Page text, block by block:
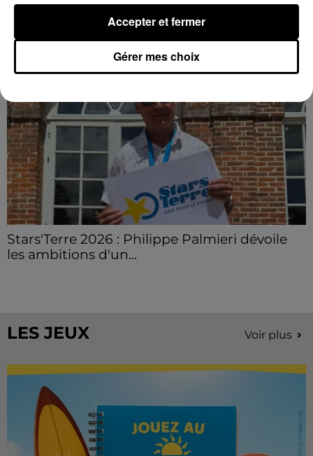
LE GRAND FORMAT
Stars'Terre 2026 : Philippe Palmieri dévoile
les ambitions d'un...
LES JEUX Voir plus
Gérer mes choix
Accepter et fermer